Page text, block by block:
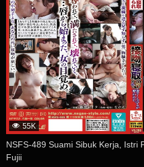
55K
NSFS-489 Suami Sibuk Kerja, Istri
Fujii